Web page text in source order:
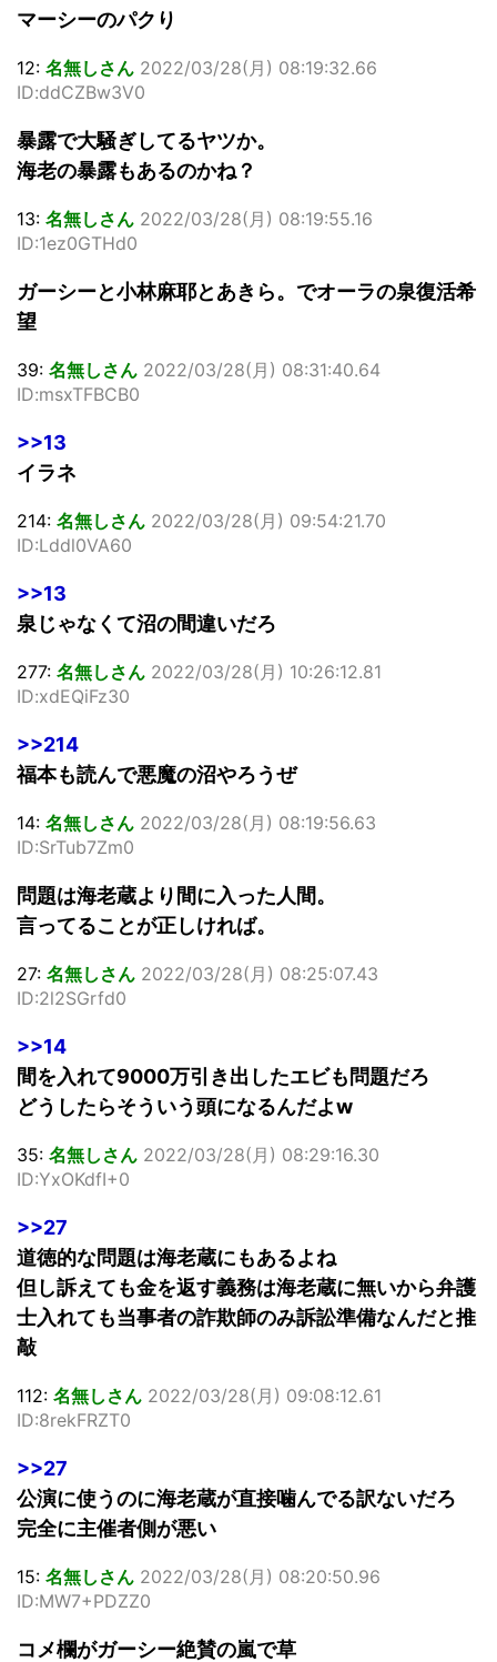
マーシーのパクり
12: 名無しさん 2022/03/28(月) 08:19:32.66
ID:ddCZBw3V0
暴露で大騒ぎしてるヤツか。
海老の暴露もあるのかね？
13: 名無しさん 2022/03/28(月) 08:19:55.16
ID:1ez0GTHd0
ガーシーと小林麻耶とあきら。でオーラの泉復活希
望
39: 名無しさん 2022/03/28(月) 08:31:40.64
ID:msxTFBCB0
>>13
イラネ
214: 名無しさん 2022/03/28(月) 09:54:21.70
ID:Lddl0VA60
>>13
泉じゃなくて沼の間違いだろ
277: 名無しさん 2022/03/28(月) 10:26:12.81
ID:xdEQiFz30
>>214
福本も読んで悪魔の沼やろうぜ
14: 名無しさん 2022/03/28(月) 08:19:56.63
ID:SrTub7Zm0
問題は海老蔵より間に入った人間。
言ってることが正しければ。
27: 名無しさん 2022/03/28(月) 08:25:07.43
ID:2l2SGrfd0
>>14
間を入れて9000万引き出したエビも問題だろ
どうしたらそういう頭になるんだよw
35: 名無しさん 2022/03/28(月) 08:29:16.30
ID:YxOKdfI+0
>>27
道徳的な問題は海老蔵にもあるよね
但し訴えても金を返す義務は海老蔵に無いから弁護
士入れても当事者の詐欺師のみ訴訟準備なんだと推
敲
112: 名無しさん 2022/03/28(月) 09:08:12.61
ID:8rekFRZT0
>>27
公演に使うのに海老蔵が直接噛んでる訳ないだろ
完全に主催者側が悪い
15: 名無しさん 2022/03/28(月) 08:20:50.96
ID:MW7+PDZZ0
コメ欄がガーシー絶賛の嵐で草